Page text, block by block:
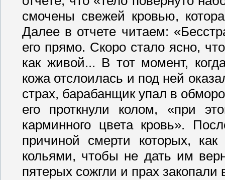
смочены свежей кровью,
Далее в отчете читаем:
его прямо. Скоро стало ясно,
как живой... В тот момент,
кожа отслоилась и под ней
страх, барабанщик упал в
его проткнули колом, «при
карминного цвета кровь».
причиной смерти которых,
кольями, чтобы не дать им
пятерых сожгли и прах